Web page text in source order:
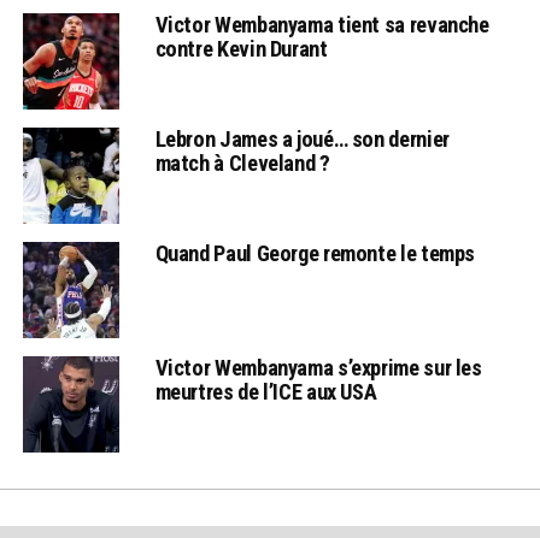
Victor Wembanyama tient sa revanche
contre Kevin Durant
Lebron James a joué… son dernier
match à Cleveland ?
Quand Paul George remonte le temps
Victor Wembanyama s’exprime sur les
meurtres de l’ICE aux USA